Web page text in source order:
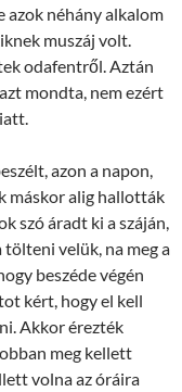
azok néhány alkalom
muszáj volt.
odafentről. Aztán
mondta, nem ezért
azon a napon,
máskor alig hallották
szó áradt ki a száján,
velük, na meg a
beszéde végén
kért, hogy el kell
Akkor érezték
meg kellett
volna az óráira